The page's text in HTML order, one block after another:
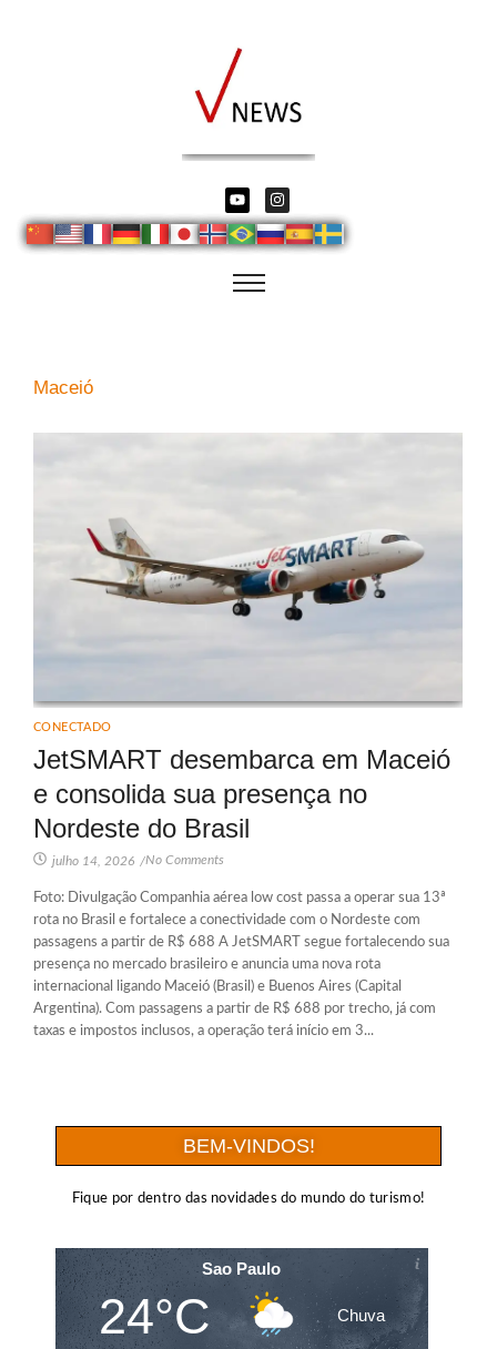
Maceió
CONECTADO
JetSMART desembarca em Maceió
e consolida sua presença no
Nordeste do Brasil
julho 14, 2026 /No Comments
Foto: Divulgação Companhia aérea low cost passa a operar sua 13ª
rota no Brasil e fortalece a conectividade com o Nordeste com
passagens a partir de R$ 688 A JetSMART segue fortalecendo sua
presença no mercado brasileiro e anuncia uma nova rota
internacional ligando Maceió (Brasil) e Buenos Aires (Capital
Argentina). Com passagens a partir de R$ 688 por trecho, já com
taxas e impostos inclusos, a operação terá início em 3...
BEM-VINDOS!
Fique por dentro das novidades do mundo do turismo!
Sao Paulo
24°C Chuva